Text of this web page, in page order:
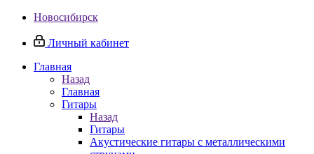
Новосибирск
Личный кабинет
Главная
Назад
Главная
Гитары
Назад
Гитары
Акустические гитары с металлическими